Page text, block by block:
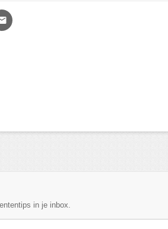
in je inbox.